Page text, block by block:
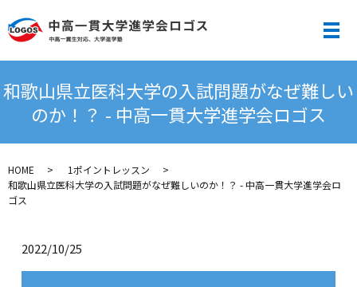
メ
和歌山県立医科大学の入試問題がなぜ難しい
のか！？ - 中高一貫大学進学会ロゴス
HOME
1ポイントレッスン
和歌山県立医科大学の入試問題がなぜ難しいのか！？ - 中高一貫大学進学会ロ
ゴス
2022/10/25